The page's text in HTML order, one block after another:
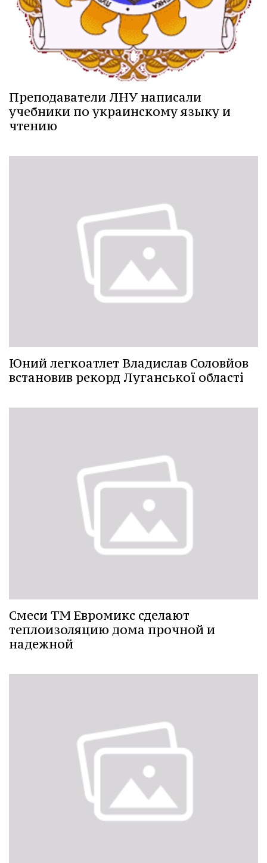
Преподаватели ЛНУ написали
учебники по украинскому языку и
чтению
Юний легкоатлет Владислав Соловйов
встановив рекорд Луганської області
Смеси ТМ Евромикс сделают
теплоизоляцию дома прочной и
надежной